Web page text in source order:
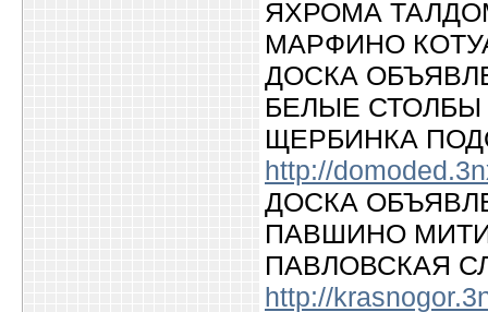
ЯХРОМА
МАРФИНО
ДОСКА
БЕЛЫЕ
ЩЕРБИНКА
http://
ДОСКА
ПАВШИНО
ПАВЛОВСКАЯ
http://